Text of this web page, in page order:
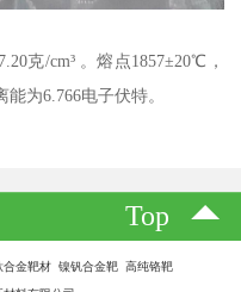
克/cm³ 。熔点1857±20℃，
为6.766电子伏特。
Top
金靶材 镍钒合金靶 高纯铬靶